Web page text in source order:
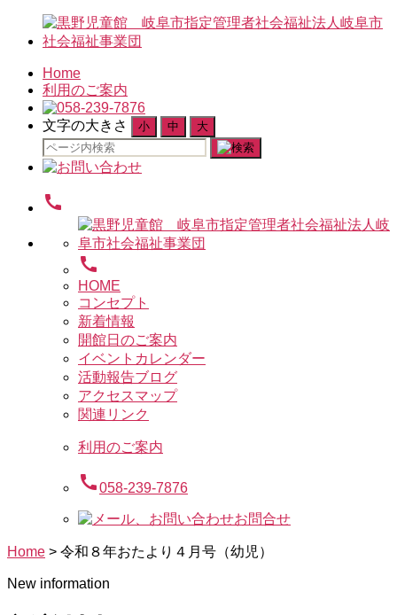
Home
利用のご案内
文字の大きさ 小 中 大
検
索
象:
call
call
HOME
コンセプト
新着情報
開館日のご案内
イベントカレンダー
活動報告ブログ
アクセスマップ
関連リンク
利用のご案内
call058-239-7876
お問合せ
Home > 令和８年おたより４月号（幼児）
New information